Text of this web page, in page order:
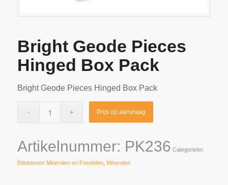
Bright Geode Pieces
Hinged Box Pack
Bright Geode Pieces Hinged Box Pack
Prijs op aanvraag
Artikelnummer: PK236 Categorieën:
Edelstenen Mineralen en Fossielen, Mineralen